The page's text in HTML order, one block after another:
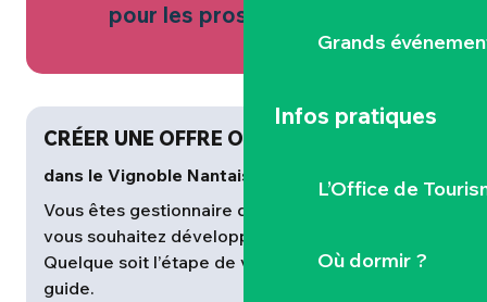
Grands
Infos pratiques
L’Office de
Où dormir ?
pour les pros du tourisme
CRÉER UNE OFFRE OENOTOURISTIQUE
dans le Vignoble Nantais
Vous êtes gestionnaire d’un domaine viticole et
vous souhaitez développer l’œnotourisme ?
Quelque soit l’étape de votre projet, suivez le
guide.